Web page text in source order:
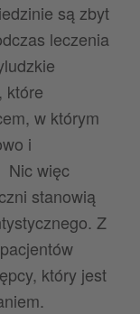
są zbyt
leczenia
które
w którym
i
Nic więc
stanowią
Z
który jest